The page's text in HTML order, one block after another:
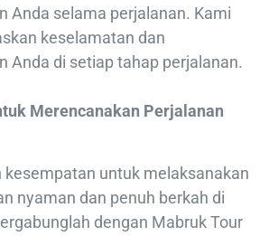
Anda selama perjalanan. Kami
keselamatan dan
Anda di setiap tahap perjalanan.
Merencanakan Perjalanan
untuk melaksanakan
nyaman dan penuh berkah di
dengan Mabruk Tour